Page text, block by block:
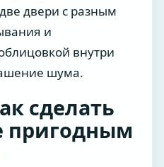
двери с разным
и
внутри
шума.
сделать
пригодным